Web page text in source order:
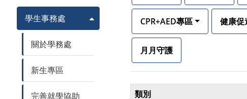
學生事務處
關於學務處
新生專區
完善就學協助
CPR+AED專區 健康促
月月守護
類別